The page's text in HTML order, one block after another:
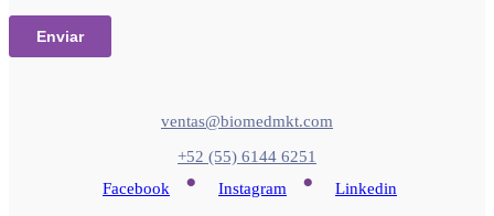
ventas@biomedmkt.com
+52 (55) 6144 6251
Facebook
• Instagram • Linkedin